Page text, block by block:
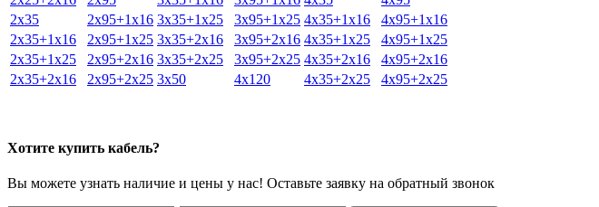
2х35
2х95+1х16 3х35+1х25 3х95+1х25 4х35+1х16
4х95+1х16
2х35+1х16
2х95+1х25 3х35+2х16 3х95+2х16 4х35+1х25
4х95+1х25
2х35+1х25
2х95+2х16 3х35+2х25 3х95+2х25 4х35+2х16
4х95+2х16
2х35+2х16
2х95+2х25 3х50 4х120 4х35+2х25 4х95+2х25
Хотите купить кабель?
Вы можете узнать наличие и цены у нас! Оставьте заявку на обратный звонок